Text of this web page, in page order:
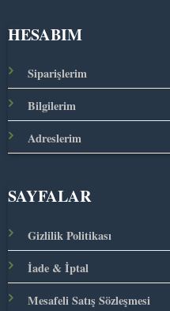
HESABIM
Siparişlerim
Bilgilerim
Adreslerim
SAYFALAR
Gizlilik Politikası
İade & İptal
Mesafeli Satış Sözleşmesi